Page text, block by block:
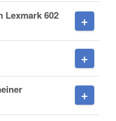
Lexmark 602